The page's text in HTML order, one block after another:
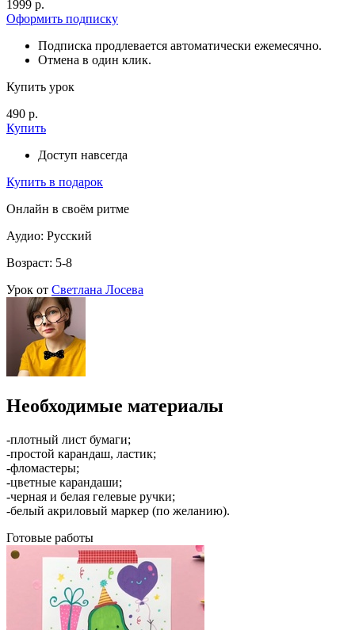
1999 р.
Оформить подписку
Подписка продлевается автоматически ежемесячно.
Отмена в один клик.
Купить урок
490 р.
Купить
Доступ навсегда
Купить в подарок
Онлайн в своём ритме
Аудио: Русский
Возраст: 5-8
Урок от Светлана Лосева
Необходимые материалы
-плотный лист бумаги;
-простой карандаш, ластик;
-фломастеры;
-цветные карандаши;
-черная и белая гелевые ручки;
-белый акриловый маркер (по желанию).
Готовые работы